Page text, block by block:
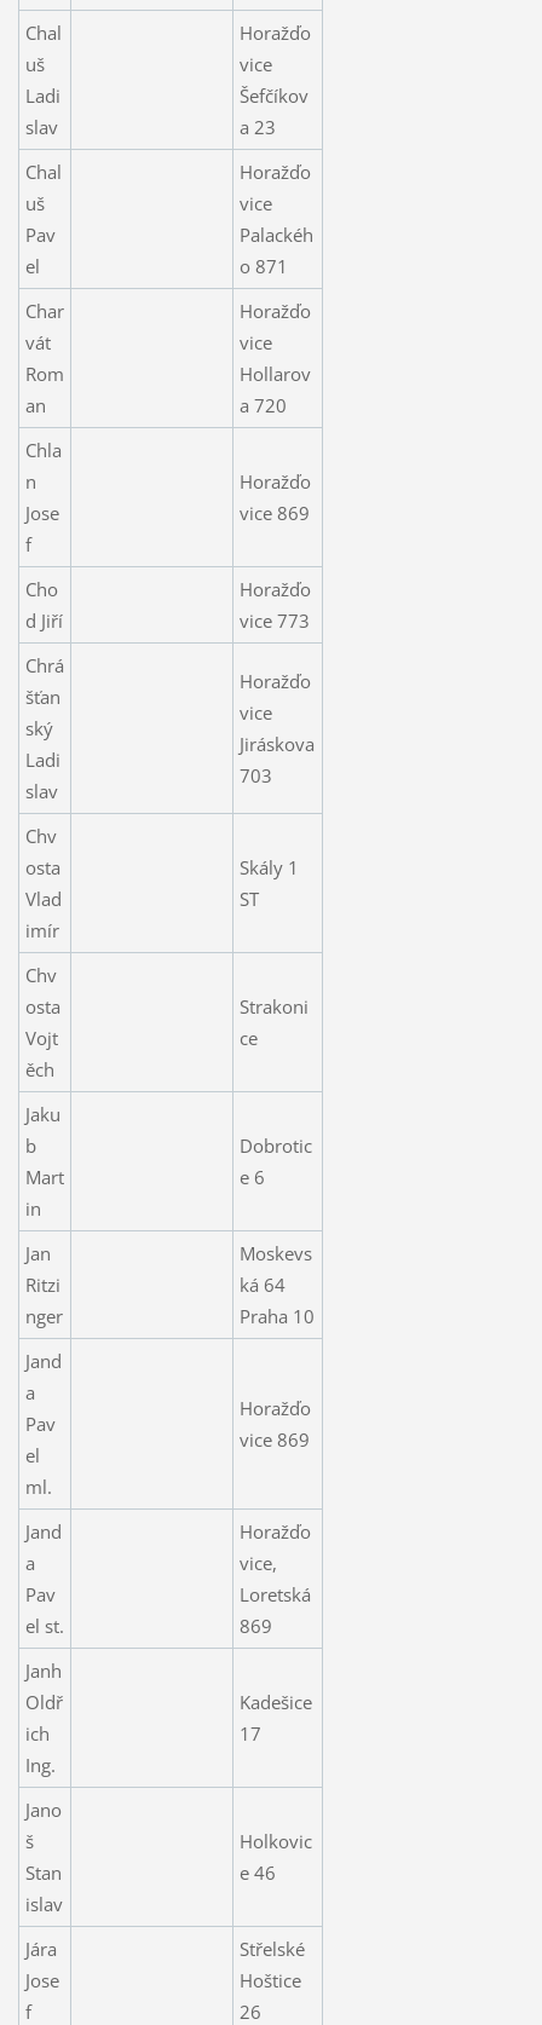
Chal
uš
Ladi
slav
Horažďo
vice
Šefčíkov
a 23
Chal
uš
Pav
el
Horažďo
vice
Palackéh
o 871
Char
vát
Rom
an
Horažďo
vice
Hollarov
a 720
Chla
n
Jose
f
Horažďo
vice 869
Cho
d Jiří
Horažďo
vice 773
Chrá
šťan
ský
Ladi
slav
Horažďo
vice
Jiráskova
703
Chv
osta
Vlad
imír
Skály 1
ST
Chv
osta
Vojt
ěch
Strakoni
ce
Jaku
b
Mart
in
Dobrotic
e 6
Jan
Ritzi
nger
Moskevs
ká 64
Praha 10
Jand
a
Pav
el
ml.
Horažďo
vice 869
Jand
a
Pav
el st.
Horažďo
vice,
Loretská
869
Janh
Oldř
ich
Ing.
Kadešice
17
Jano
š
Stan
islav
Holkovic
e 46
Jára
Jose
f
Střelské
Hoštice
26